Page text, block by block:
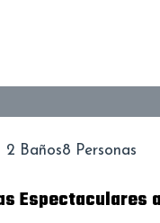
2 Baños8 Personas
Espectaculares